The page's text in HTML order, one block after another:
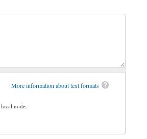
More information about text formats
node.